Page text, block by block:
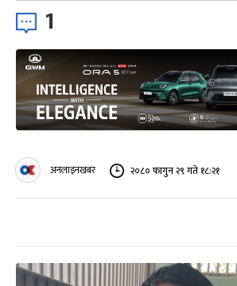
1
अनलाइनखबर २०८० फागुन २९ गते १८:२१